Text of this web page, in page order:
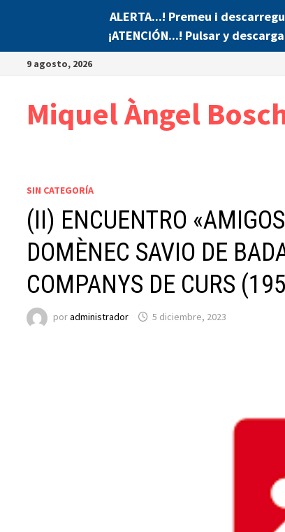
ALERTA...! Premeu i
¡ATENCIÓN...! Pulsar y
Saltar9 agosto, 2026
Miquel Àngel
SIN CATEGORÍA
(II) ENCUENTRO
DOMÈNEC SAVIO DE
COMPANYS DE CURS
poradministrador 5 diciembre, 2023